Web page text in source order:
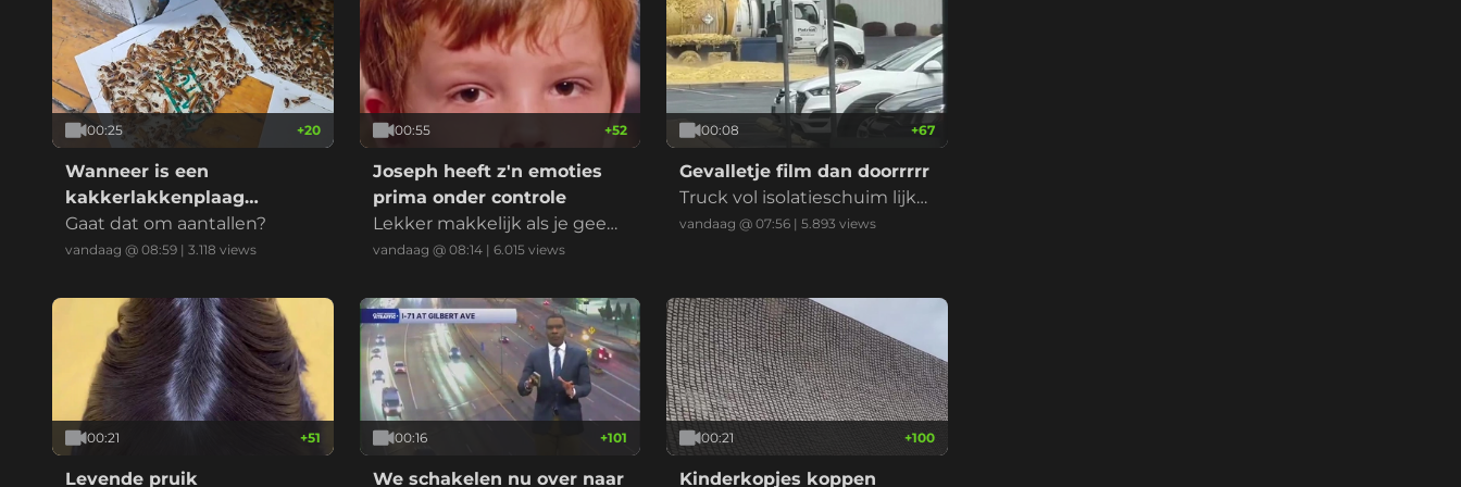
00:25 +20
Wanneer is een
kakkerlakkenplaag
officieel een
kakkerlakkenplaag?
Gaat dat om aantallen?
vandaag @ 08:59 | 3.118 views
00:55 +52
Joseph heeft z'n emoties
prima onder controle
Lekker makkelijk als je geen
ziel hebt natuurlijk
vandaag @ 08:14| 6.015views
00:08 +67
Gevalletje film dan doorrrrr
Truck vol isolatieschuim lijkt l
ek, maar we weten het niet
vandaag @ 07:56 |5.893 views
00:21 +51
Levende pruik
00:16 +101
We schakelen nu over naar
00:21 +100
Kinderkopjes koppen